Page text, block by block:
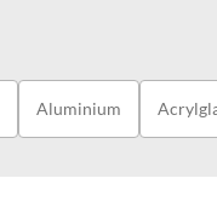
Aluminium